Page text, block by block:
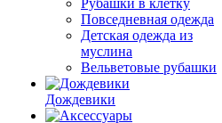
Рубашки в клетку
Повседневная одежда
Детская одежда из
муслина
Вельветовые рубашки
Дождевики